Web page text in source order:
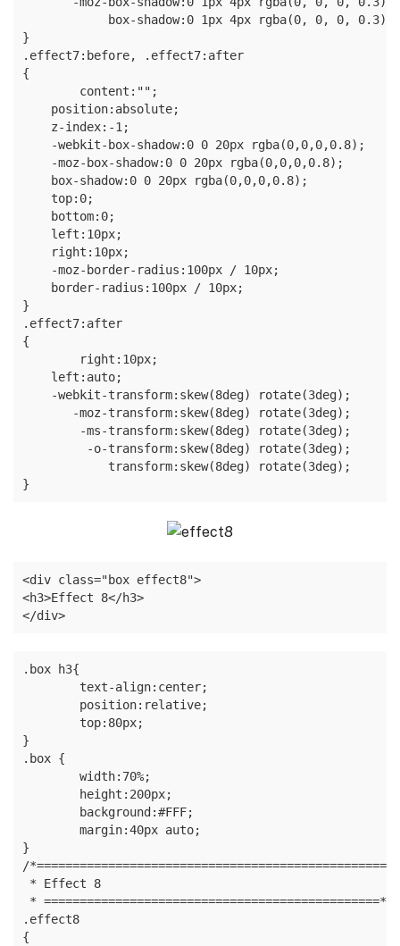
box-shadow:0 1px 4px rgba(0, 0, 0,
}
.effect7:before, .effect7:after
{
    position:absolute;
    z-index:-1;
    -webkit-box-shadow:0 0 20px rgba(0,0,0,0.8);
    -moz-box-shadow:0 0 20px rgba(0,0,0,0.8);
    box-shadow:0 0 20px rgba(0,0,0,0.8);
    top:0;
    bottom:0;
    left:10px;
    right:10px;
    -moz-border-radius:100px / 10px;
    border-radius:100px / 10px;
}
.effect7:after
{
    left:auto;
    -webkit-transform:skew(8deg) rotate(3deg);
       -moz-transform:skew(8deg) rotate(3deg);
        -ms-transform:skew(8deg) rotate(3deg);
         -o-transform:skew(8deg) rotate(3deg);
            transform:skew(8deg) rotate(3deg);
}
<div class="box effect8">
<h3>Effect 8</h3>
</div>
.box h3{
}
.box {
}
/*==================================================
* Effect 8
* ===============================================*/
.effect8
{